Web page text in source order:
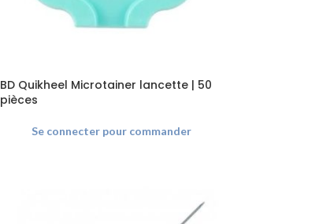
BD Quikheel Microtainer lancette | 50
pièces
Se connecter pour commander